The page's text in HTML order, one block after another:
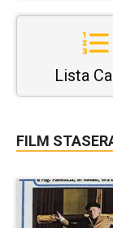
Lista
FILM